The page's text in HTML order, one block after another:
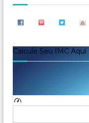
Calcule Seu IMC Aqui